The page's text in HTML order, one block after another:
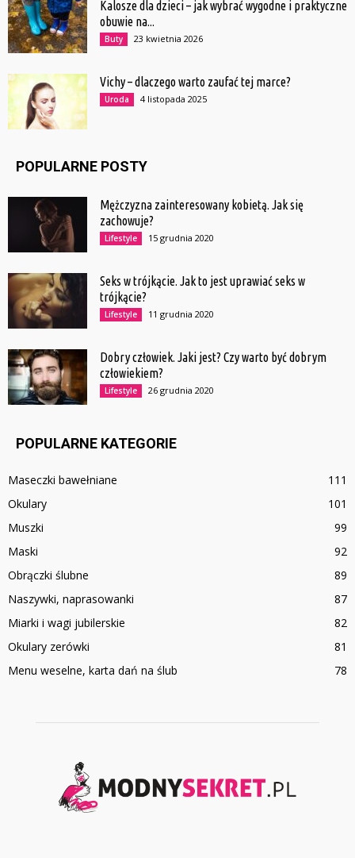
Kalosze dla dzieci – jak wybrać wygodne i praktyczne
obuwie na...
Buty 23 kwietnia 2026
Vichy – dlaczego warto zaufać tej marce?
Uroda 4 listopada 2025
POPULARNE POSTY
Mężczyzna zainteresowany kobietą. Jak się
zachowuje?
Lifestyle 15 grudnia 2020
Seks w trójkącie. Jak to jest uprawiać seks w
trójkącie?
Lifestyle 11 grudnia 2020
Dobry człowiek. Jaki jest? Czy warto być dobrym
człowiekiem?
Lifestyle 26 grudnia 2020
POPULARNE KATEGORIE
Maseczki bawełniane
111
Okulary
101
Muszki
99
Maski
92
Obrączki ślubne
89
Naszywki, naprasowanki
87
Miarki i wagi jubilerskie
82
Okulary zerówki
81
Menu weselne, karta dań na ślub
78